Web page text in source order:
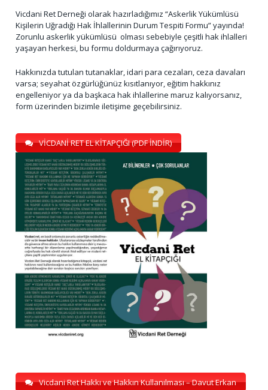
Vicdani Ret Derneği olarak hazırladığımız “Askerlik Yükümlüsü
Kişilerin Uğradığı Hak İhlallerinin Durum Tespiti Formu” yayında!
Zorunlu askerlik yükümlüsü olması sebebiyle çeşitli hak ihlalleri
yaşayan herkesi, bu formu doldurmaya çağırıyoruz.
Hakkınızda tutulan tutanaklar, idari para cezaları, ceza davaları
varsa; seyahat özgürlüğünüz kısıtlanıyor, eğitim hakkınız
engelleniyor ya da başkaca hak ihlallerine maruz kalıyorsanız,
form üzerinden bizimle iletişime geçebilirsiniz.
VİCDANİ RET EL KİTAPÇIĞI (PDF İNDİR)
Vicdani Ret Hakkı ve Hakkın Kullanılması – Davut Erkan